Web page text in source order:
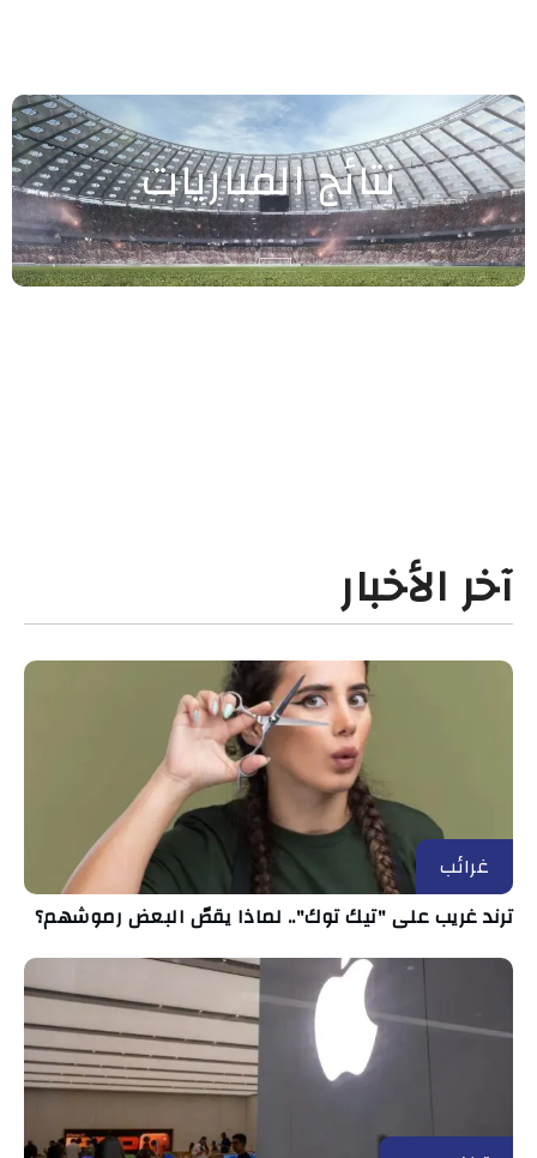
نتائج المباريات
آخر الأخبار
غرائب
ترند غريب على "تيك توك".. لماذا يقصّ البعض رموشهم؟